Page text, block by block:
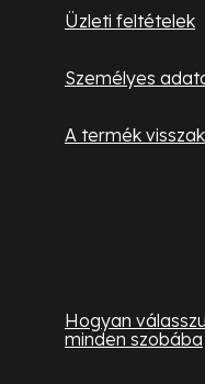
Üzleti feltételek
Személyes
A termék
Hogyan
minden szobába